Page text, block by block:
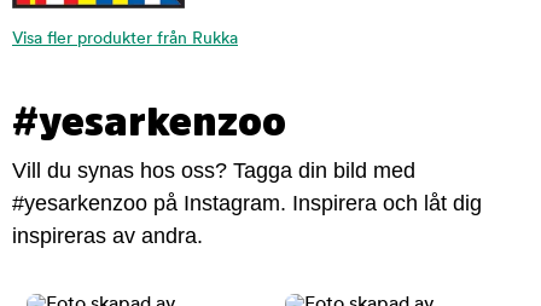
Visa fler produkter från Rukka
#yesarkenzoo
Vill du synas hos oss? Tagga din bild med
#yesarkenzoo på Instagram. Inspirera och låt dig
inspireras av andra.